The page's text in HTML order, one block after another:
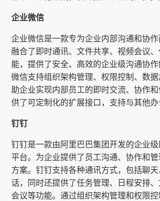
企业微信
企业微信是一款专为企业内部沟通和协作
融合了即时通讯、文件共享、视频会议
能，提供了安全、高效的企业级沟通协
微信支持组织架构管理、权限控制、数
助企业实现内部员工的即时交流、协作
供了可定制化的扩展接口，支持与其他办
钉钉
钉钉是一款由阿里巴巴集团开发的企业
平台。为企业提供了员工沟通、协作和
方案。钉钉支持各种通讯方式，包括聊
话，同时还提供了任务管理、日程安排
会议等功能。通过组织架构管理和权限